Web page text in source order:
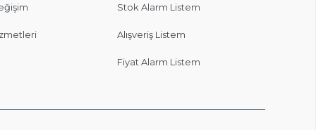
Stok Alarm Listem
Alışveriş Listem
Fiyat Alarm Listem